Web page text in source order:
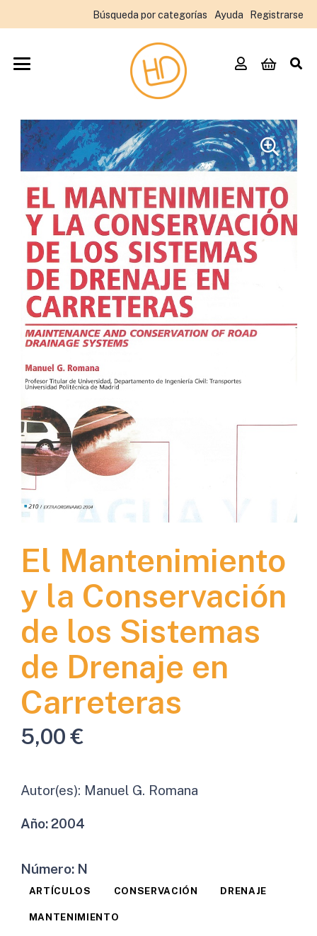
Búsqueda por categorías Ayuda Registrarse
El Mantenimiento
y la Conservación
de los Sistemas
de Drenaje en
Carreteras
5,00€
Autor(es): Manuel G. Romana
Año:2004
Número: N
ARTÍCULOS CONSERVACIÓN DRENAJE
MANTENIMIENTO